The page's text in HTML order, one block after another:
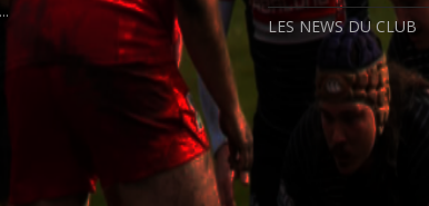
LES NEWS DU CLUB